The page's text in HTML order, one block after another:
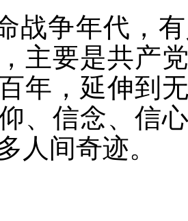
战争年代，
主要是共产
年，延伸到
、信念、信
人间奇迹。